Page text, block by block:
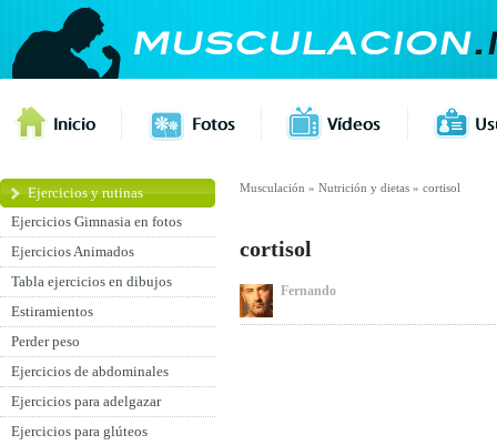
Ejercicios y rutinas
Ejercicios Gimnasia en fotos
Ejercicios Animados
Tabla ejercicios en dibujos
Estiramientos
Perder peso
Ejercicios de abdominales
Ejercicios para adelgazar
Ejercicios para glúteos
Musculación » Nutrición y dietas » cortisol
cortisol
Fernando